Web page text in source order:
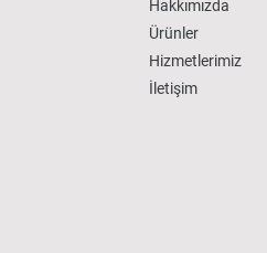
Hakkımızda
Ürünler
Hizmetlerimiz
İletişim